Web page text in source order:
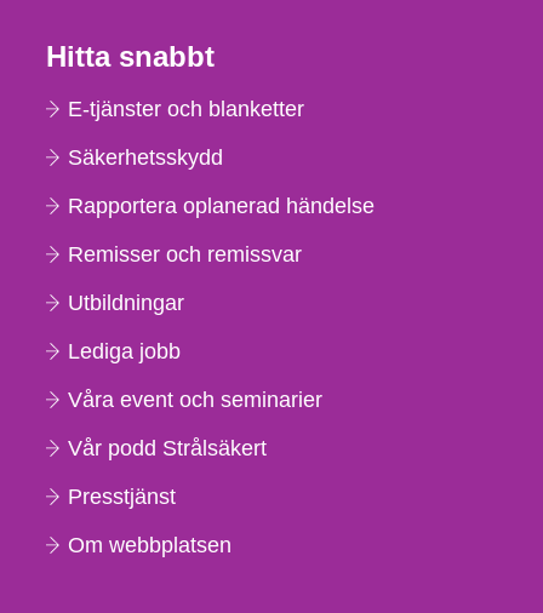
Hitta snabbt
E-tjänster och blanketter
Säkerhetsskydd
Rapportera oplanerad händelse
Remisser och remissvar
Utbildningar
Lediga jobb
Våra event och seminarier
Vår podd Strålsäkert
Presstjänst
Om webbplatsen